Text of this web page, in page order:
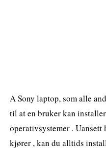
A Sony laptop, som alle
til at en bruker kan
operativsystemer .
kjører , kan du alltids